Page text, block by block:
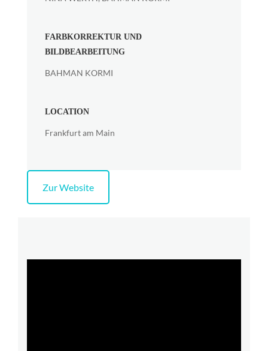
FARBKORREKTUR UND
BILDBEARBEITUNG
BAHMAN KORMI
LOCATION
Frankfurt am Main
Zur Website